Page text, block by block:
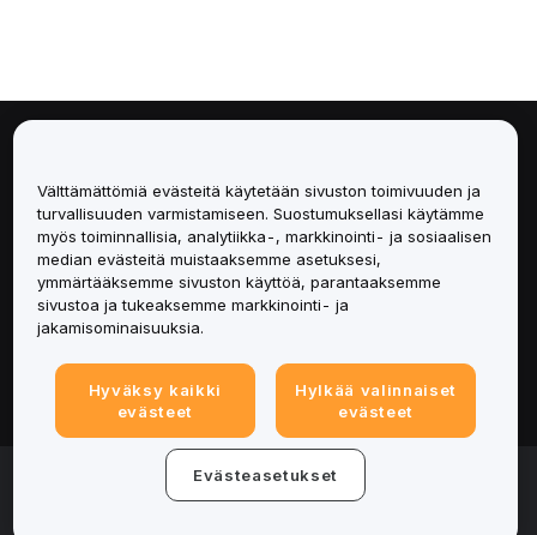
Palvelut
Tuki
Tuotteet
Lakiasiat
© 2025-2026 Bybit.eu. Kaikki oikeudet pidätetään.
Välttämättömiä evästeitä käytetään sivuston toimivuuden ja
turvallisuuden varmistamiseen. Suostumuksellasi käytämme
myös toiminnallisia, analytiikka-, markkinointi- ja sosiaalisen
median evästeitä muistaaksemme asetuksesi,
ymmärtääksemme sivuston käyttöä, parantaaksemme
sivustoa ja tukeaksemme markkinointi- ja
jakamisominaisuuksia.
Hyväksy kaikki
evästeet
Hylkää valinnaiset
evästeet
Evästeasetukset